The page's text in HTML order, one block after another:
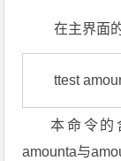
在主界面
本命令的
amounta与